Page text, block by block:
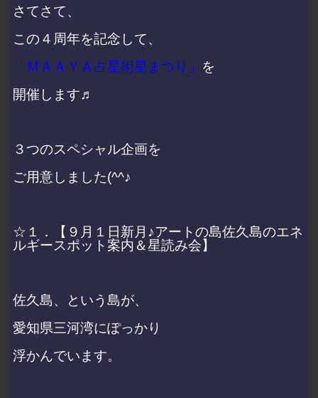
さてさて、
この４周年を記念して、
「ＭＡＡＹＡ占星術星まつり」 を
開催します♬
３つのスペシャル企画を
ご用意しました(^^♪
☆１．【９月１日新月♪アートの島佐久島のエネ
ルギースポット案内＆星読み会】
佐久島、という島が、
愛知県三河湾にぽっかり
浮かんでいます。